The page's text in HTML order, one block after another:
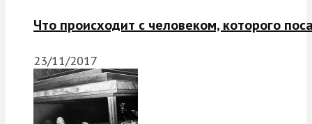
Что происходит с человеком, которого
23/11/2017